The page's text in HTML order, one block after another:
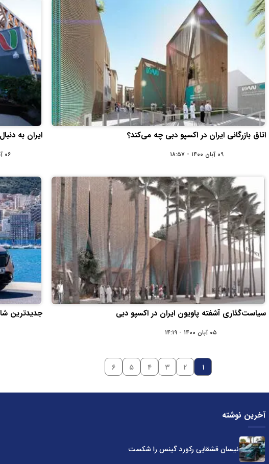
اتاق بازرگانی ایران در اکسپو دبی چه می‌کند؟
۰۹ آبان ۱۴۰۰ - ۱۸:۵۷
ایران به
۰۶ آبان ۱۴۰۰ - ۱۵:۴۸
سیاست‌گذاری آشفته پاویون ایران در اکسپو دبی
۰۵ آبان ۱۴۰۰ - ۱۴:۱۹
جدیدترین
۱ ۲ ۳ ۴ ۵ ۶
آخرین نوشته
نیسان قشقایی رکورد گینس را شکست